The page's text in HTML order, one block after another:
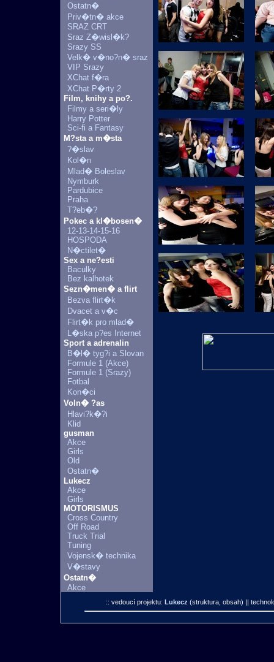
Ostatn�
Priv�tn� akce
SRAZ CRT
Sraz Z�wisl�k?
Srazy SS
Velk� v�no?n� sraz
VIP Srazy
XChat f�ra
XChat P�rty 2
Film, knihy a po?.
Filmy a seri�ly
Harry Potter
Sci-fi a Fantasy
M?sta a m�sta
?�slav
Kol�n
Mlad� Boleslav
Nymburk
Pardubice
Praha
T?eb�?
Pokec a kl�bosen�
12-13-14-15-16
HOSPODA
N�ctilet�
Sex a ne?esti
Baculky
Bez kalhotek
Sezn�men� a flirt
Bezva flirt�k
Dvacet a v�c
Flirt�k pro mlad�
L�ska p?es Internet
Sport a adrenalin
B�l� tyg?i a Slovan
Formule 1 (Akce)
Formule 1 (Srazy)
Fotbal
Kon�ci
Voln� ?as
Hlavi?k�?i
Klid
gusman
Akce
Girls
Old
Ostatn�
Lukecz
Akce
Girls
MOTORISMUS
Cross Country
Off Road
Truck Trial
Tuning
Vojensk� technika
V�stavy
Ostatn�
Akce
:: vedoucí projektu: Lukecz (struktura, obsah) ||